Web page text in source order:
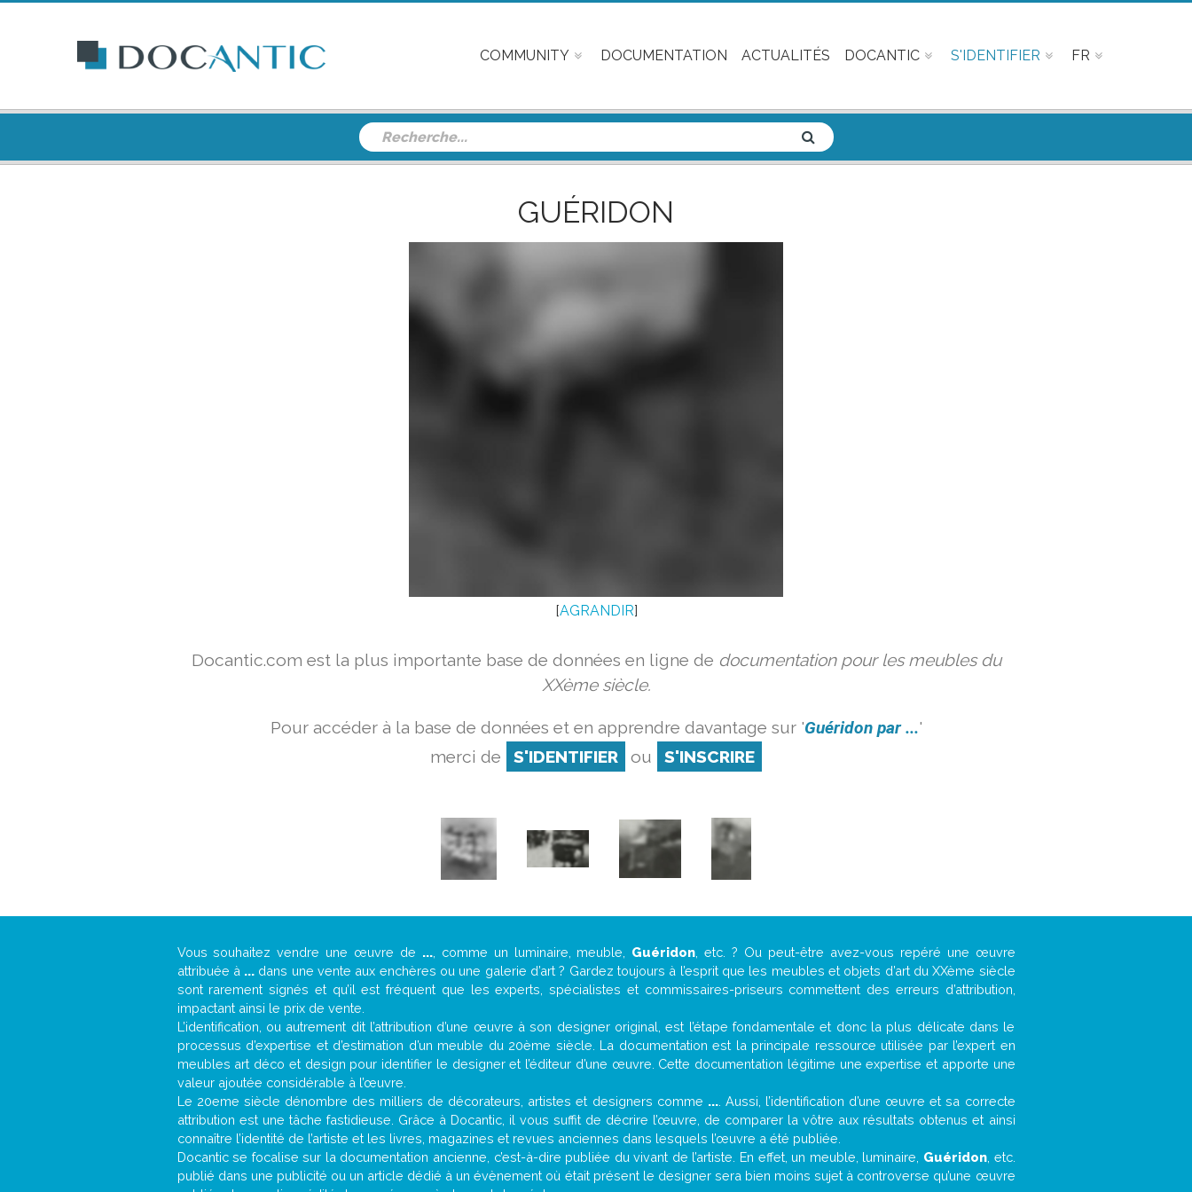
COMMUNITY DOCUMENTATION ACTUALITÉS DOCANTIC S'IDENTIFIER FR
GUÉRIDON
[AGRANDIR]
Docantic.com est la plus importante base de données en ligne de documentation pour les meubles du
XXème siècle.
Pour accéder à la base de données et en apprendre davantage sur 'Guéridon par ...'
merci de
S'IDENTIFIER ou S'INSCRIRE
Vous souhaitez vendre une œuvre de ..., comme un luminaire, meuble, Guéridon , etc. ? Ou peut-être avez-vous repéré une œuvre
attribuée à ... dans une vente aux enchères ou une galerie d’art ? Gardez toujours à l’esprit que les meubles et objets d’art du XXème siècle
sont rarement signés et qu’il est fréquent que les experts, spécialistes et commissaires-priseurs commettent des erreurs d’attribution,
impactant ainsi le prix de vente.
L’identification, ou autrement dit l’attribution d’une œuvre à son designer original, est l’étape fondamentale et donc la plus délicate dans le
processus d’expertise et d’estimation d’un meuble du 20ème siècle. La documentation est la principale ressource utilisée par l’expert en
meubles art déco et design pour identifier le designer et l’éditeur d’une œuvre. Cette documentation légitime une expertise et apporte une
valeur ajoutée considérable à l’œuvre.
Le 20eme siècle dénombre des milliers de décorateurs, artistes et designers comme .... Aussi, l’identification d’une œuvre et sa correcte
attribution est une tâche fastidieuse. Grâce à Docantic, il vous suffit de décrire l’œuvre, de comparer la vôtre aux résultats obtenus et ainsi
connaître l’identité de l’artiste et les livres, magazines et revues anciennes dans lesquels l’œuvre a été publiée.
Docantic se focalise sur la documentation ancienne, c’est-à-dire publiée du vivant de l’artiste. En effet, un meuble, luminaire, Guéridon, etc.
publié dans une publicité ou un article dédié à un évènement où était présent le designer sera bien moins sujet à controverse qu’une œuvre